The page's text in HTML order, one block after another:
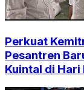
Perkuat
Pesantren
Kuintal di Hari